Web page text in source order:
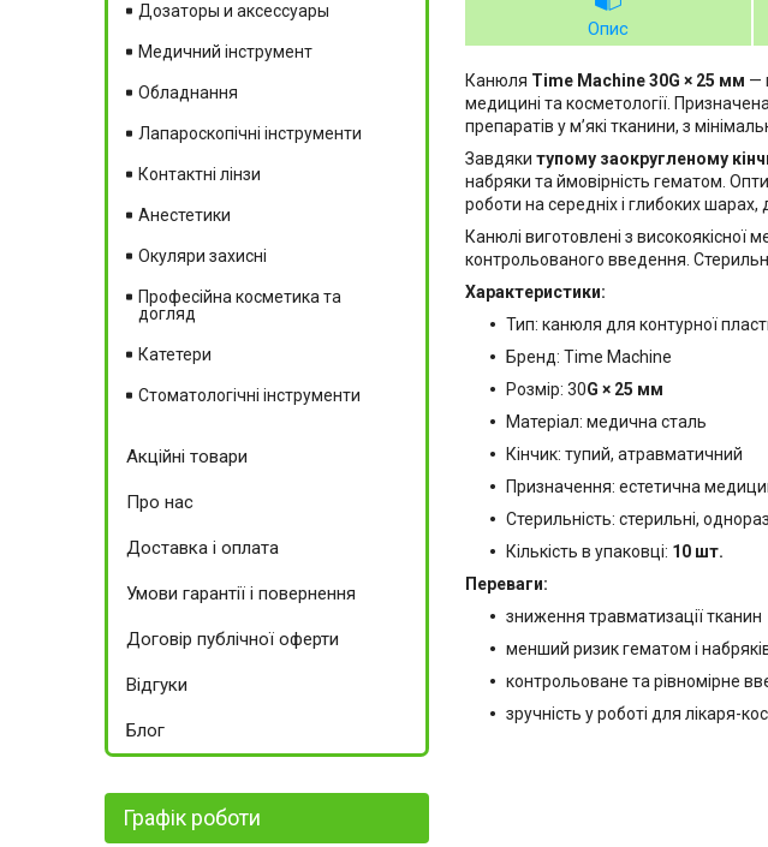
Опис
Канюля Time Machine 30G × 25 мм —
медицині та косметології.
препаратів у м’які тканини, з
Завдяки тупому заокругленому
набряки та ймовірність гематом.
роботи на середніх і глибоких
Канюлі виготовлені з високоякісної
контрольованого введення.
Характеристики:
Тип: канюля для контурної
Бренд: Time Machine
Розмір: 30G × 25 мм
Матеріал: медична сталь
Кінчик: тупий, атравматичний
Призначення: естетична
Стерильність: стерильні,
Кількість в упаковці: 10 шт.
Переваги:
зниження травматизації тканин
менший ризик гематом і
контрольоване та рівномірне
зручність у роботі для лікаря-
Дозаторы и аксессуары
Медичний інструмент
Обладнання
Лапароскопічні інструменти
Контактні лінзи
Анестетики
Окуляри захисні
Професійна косметика та
догляд
Катетери
Стоматологічні інструменти
Акційні товари
Про нас
Доставка і оплата
Умови гарантії і повернення
Договір публічної оферти
Відгуки
Блог
Графік роботи